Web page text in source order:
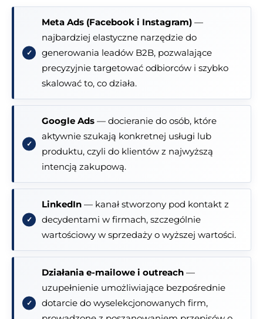
Meta Ads (Facebook i Instagram) —
najbardziej elastyczne narzędzie do
generowania leadów B2B, pozwalające
precyzyjnie targetować odbiorców i szybko
skalować to, co działa.
Google Ads — docieranie do osób, które
aktywnie szukają konkretnej usługi lub
produktu, czyli do klientów z najwyższą
intencją zakupową.
LinkedIn — kanał stworzony pod kontakt z
decydentami w firmach, szczególnie
wartościowy w sprzedaży o wyższej wartości.
Działania e-mailowe i outreach —
uzupełnienie umożliwiające bezpośrednie
dotarcie do wyselekcjonowanych firm,